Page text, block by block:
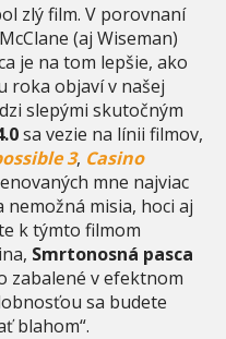
zlý film. V porovnaní
(aj Wiseman)
je na tom lepšie, ako
roka objaví v našej
slepými skutočným
sa vezie na línii filmov,
3, Casino
mne najviac
misia, hoci aj
k týmto filmom
Smrtonosná pasca
zabalené v efektnom
sa budete
blahom“.